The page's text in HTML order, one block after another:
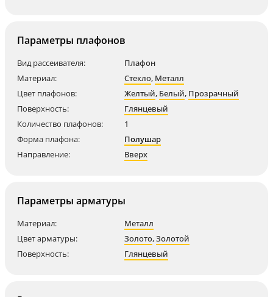
Параметры плафонов
Вид рассеивателя:
Плафон
Материал:
Стекло, Металл
Цвет плафонов:
Желтый, Белый, Прозрачный
Поверхность:
Глянцевый
Количество плафонов:
1
Форма плафона:
Полушар
Направление:
Вверх
Параметры арматуры
Материал:
Металл
Цвет арматуры:
Золото,Золотой
Поверхность:
Глянцевый